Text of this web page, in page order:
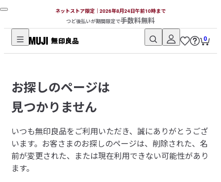
ネットストア限定｜2026年8月24日午前10時まで
つど後払いが期間限定で手数料無料
無
品
ネ
ッ
ト
ス
ト
ア
0
お探しのページは
見つかりません
いつも無印良品をご利用いただき、誠にありがとうござ
います。 お客さまのお探しのページは、削除された、名
前が変更された、または現在利用できない可能性があり
ます。